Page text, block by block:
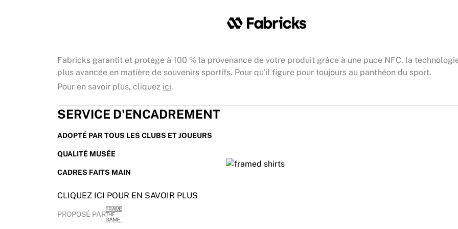
Fabricks garantit et protège à 100 % la provenance de votre produit grâce à une puce NFC, la
plus avancée en matière de souvenirs sportifs. Pour qu'il figure pour toujours au panthéon du sport.
Pour en savoir plus, cliquez ici.
SERVICE D'ENCADREMENT
ADOPTÉ PAR TOUS LES CLUBS ET JOUEURS
QUALITÉ MUSÉE
CADRES FAITS MAIN
CLIQUEZ ICI POUR EN SAVOIR PLUS
PROPOSÉ PAR